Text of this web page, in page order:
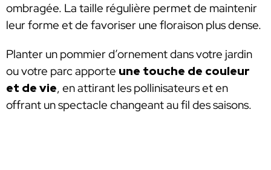
ombragée. La taille régulière permet de maintenir
leur forme et de favoriser une floraison plus dense.
Planter un pommier d’ornement dans votre jardin
ou votre parc apporte une touche de couleur
et de vie, en attirant les pollinisateurs et en
offrant un spectacle changeant au fil des saisons.